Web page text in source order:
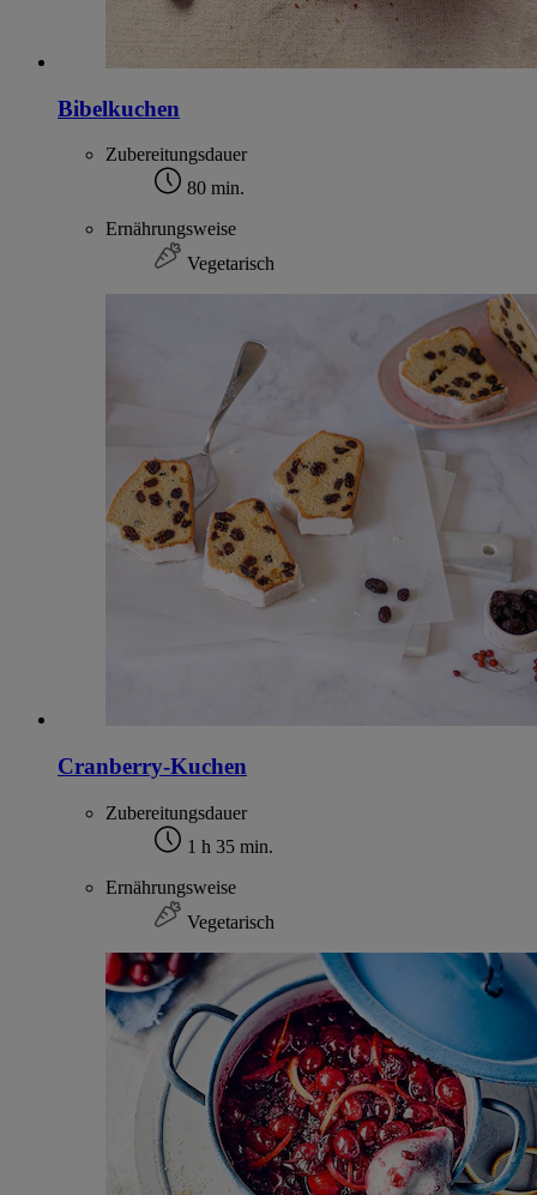
Bibelkuchen
Zubereitungsdauer
80 min.
Ernährungsweise
Vegetarisch
Cranberry-Kuchen
Zubereitungsdauer
1 h 35 min.
Ernährungsweise
Vegetarisch